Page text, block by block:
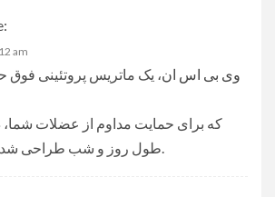
am
وی بی اس ان، یک ماتریس پروتئینی فوق
که برای حمایت مداوم از عضلات شما،